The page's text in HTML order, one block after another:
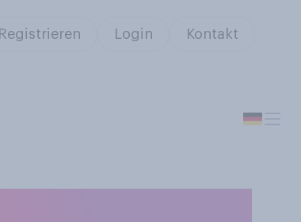
Registrieren Login Kontakt